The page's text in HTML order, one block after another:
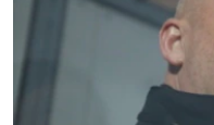
МУЛЬТИМЕДІА
ФОТО
СПЕЦПРОЄКТИ